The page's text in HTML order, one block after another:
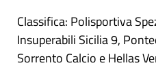
Classifica: Polisportiva
Insuperabili Sicilia 9,
Sorrento Calcio e Hellas